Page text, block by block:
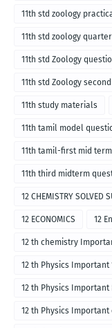
11th std zoology
11th std zoology
11th std Zoology
11th std Zoology
11th study materials
11th tamil model
11th tamil-first mid
11th third midterm
12 CHEMISTRY SOLVED
12 ECONOMICS 12
12 th chemistry
12 th Physics Important
12 th Physics Important
12 th Physics Important